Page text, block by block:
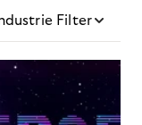
Filter